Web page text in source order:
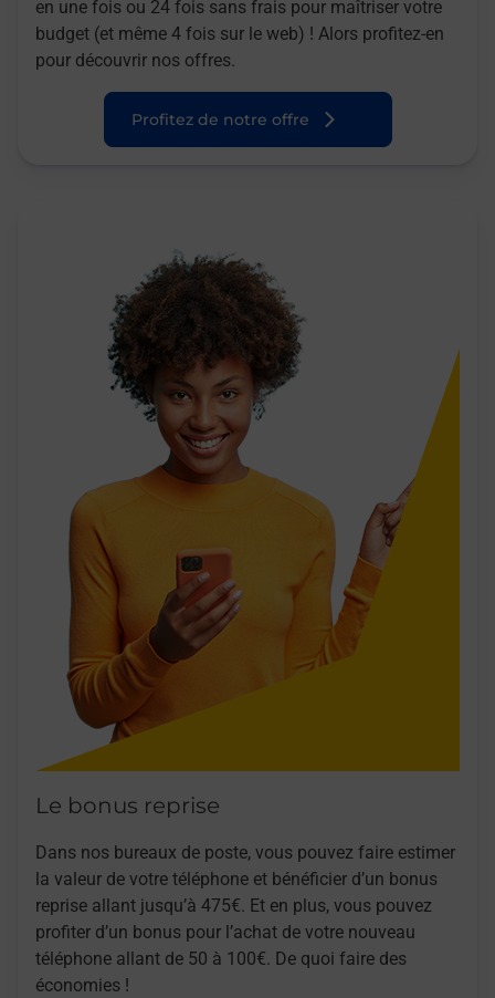
en une fois ou 24 fois sans frais pour maîtriser votre
budget (et même 4 fois sur le web) ! Alors profitez-en
pour découvrir nos offres.
Profitez de notre offre
Le bonus reprise
Dans nos bureaux de poste, vous pouvez faire estimer
la valeur de votre téléphone et bénéficier d’un bonus
reprise allant jusqu’à 475€. Et en plus, vous pouvez
profiter d’un bonus pour l’achat de votre nouveau
téléphone allant de 50 à 100€. De quoi faire des
économies !